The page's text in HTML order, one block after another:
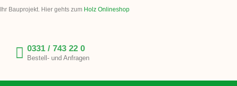
Bauprojekt. Hier gehts zum Holz Onlineshop
0331 / 743 22 0
Bestell- und Anfragen